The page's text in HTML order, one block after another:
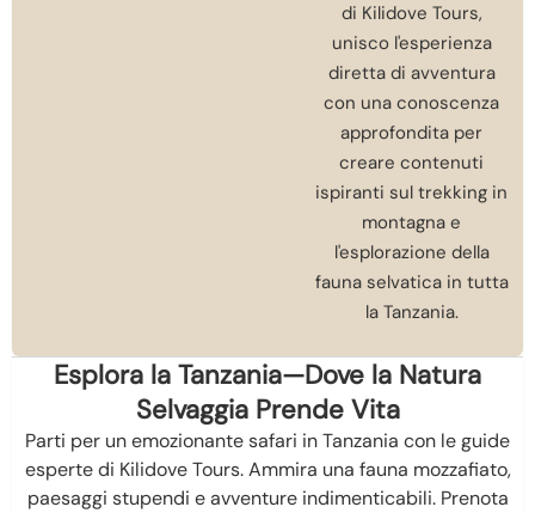
di Kilidove Tours,
unisco l'esperienza
diretta di avventura
con una conoscenza
approfondita per
creare contenuti
ispiranti sul trekking in
montagna e
l'esplorazione della
fauna selvatica in tutta
la Tanzania.
Esplora la Tanzania—Dove la Natura
Selvaggia Prende Vita
Parti per un emozionante safari in Tanzania con le guide
esperte di Kilidove Tours. Ammira una fauna mozzafiato,
paesaggi stupendi e avventure indimenticabili. Prenota